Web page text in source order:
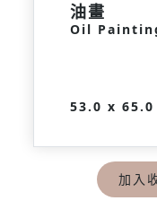
油畫
Oil
53.0 x 65.0
加入